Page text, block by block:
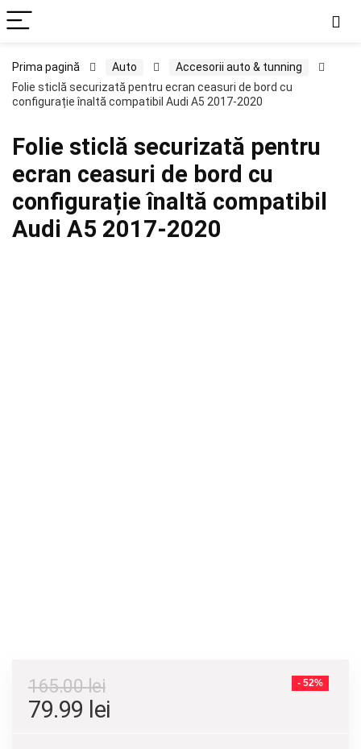
Prima pagină Auto
Accesorii auto & tunning
Folie sticlă securizată pentru ecran ceasuri de bord cu
configurație înaltă compatibil Audi A5 2017-2020
Folie sticlă securizată pentru
ecran ceasuri de bord cu
configurație înaltă compatibil
Audi A5 2017-2020
- 52%
165.00lei
79.99 lei